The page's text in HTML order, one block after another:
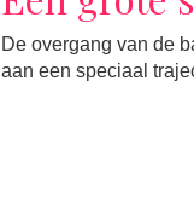
De overgang van de
aan een speciaal